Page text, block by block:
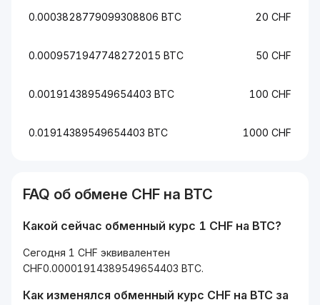
0.0003828779099308806 BTC 20 CHF
0.0009571947748272015 BTC 50 CHF
0.001914389549654403 BTC 100 CHF
0.01914389549654403 BTC 1000 CHF
FAQ об обмене CHF на BTC
Какой сейчас обменный курс 1 CHF на BTC?
Сегодня 1 CHF эквивалентен
CHF0.00001914389549654403 BTC.
Как изменялся обменный курс CHF на BTC за